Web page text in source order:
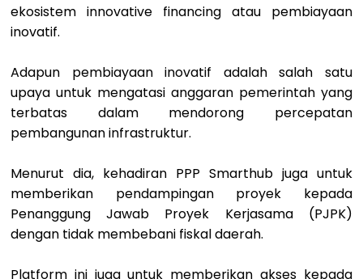
ekosistem innovative financing atau pembiayaan
inovatif.
Adapun pembiayaan inovatif adalah salah satu
upaya untuk mengatasi anggaran pemerintah yang
terbatas dalam mendorong percepatan
pembangunan infrastruktur.
Menurut dia, kehadiran PPP Smarthub juga untuk
memberikan pendampingan proyek kepada
Penanggung Jawab Proyek Kerjasama (PJPK)
dengan tidak membebani fiskal daerah.
Platform ini juga untuk memberikan akses kepada